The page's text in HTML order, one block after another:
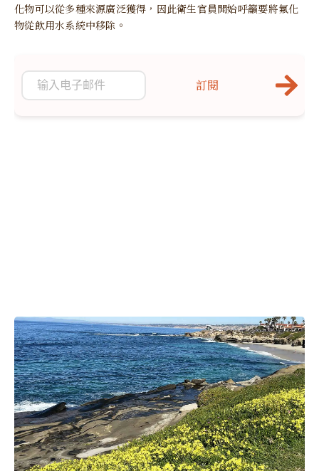
化物可以從多種來源廣泛獲得，因此衛生官員開始呼籲要將氟化
物從飲用水系統中移除。
訂閱